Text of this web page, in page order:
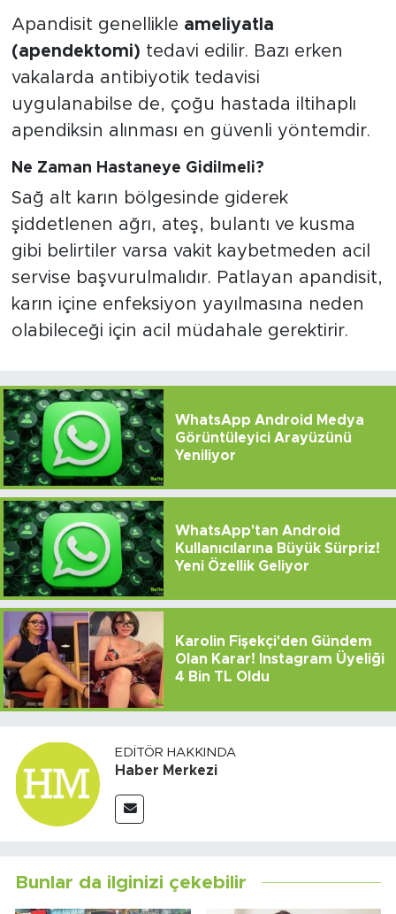
Apandisit genellikle ameliyatla
(apendektomi) tedavi edilir. Bazı erken
vakalarda antibiyotik tedavisi
uygulanabilse de, çoğu hastada iltihaplı
apendiksin alınması en güvenli yöntemdir.
Ne Zaman Hastaneye Gidilmeli?
Sağ alt karın bölgesinde giderek
şiddetlenen ağrı, ateş, bulantı ve kusma
gibi belirtiler varsa vakit kaybetmeden acil
servise başvurulmalıdır. Patlayan apandisit,
karın içine enfeksiyon yayılmasına neden
olabileceği için acil müdahale gerektirir.
WhatsApp Android Medya
Görüntüleyici Arayüzünü
Yeniliyor
WhatsApp'tan Android
Kullanıcılarına Büyük Sürpriz!
Yeni Özellik Geliyor
Karolin Fişekçi'den Gündem
Olan Karar! Instagram Üyeliği
4 Bin TL Oldu
EDITÖR HAKKINDA
Haber Merkezi
Bunlar da ilginizi çekebilir